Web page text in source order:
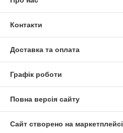
Контакти
Доставка та оплата
Графік роботи
Повна версія сайту
Сайт створено на маркетплейсі